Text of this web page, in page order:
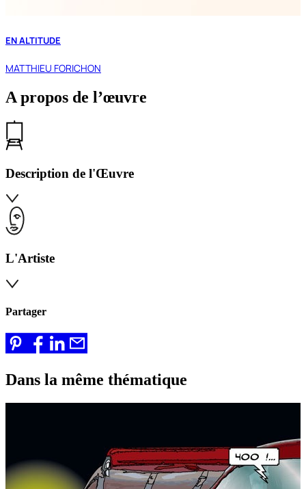
EN ALTITUDE
MATTHIEU FORICHON
A propos de l’œuvre
Description de l'Œuvre
L'Artiste
Partager
Dans la même thématique